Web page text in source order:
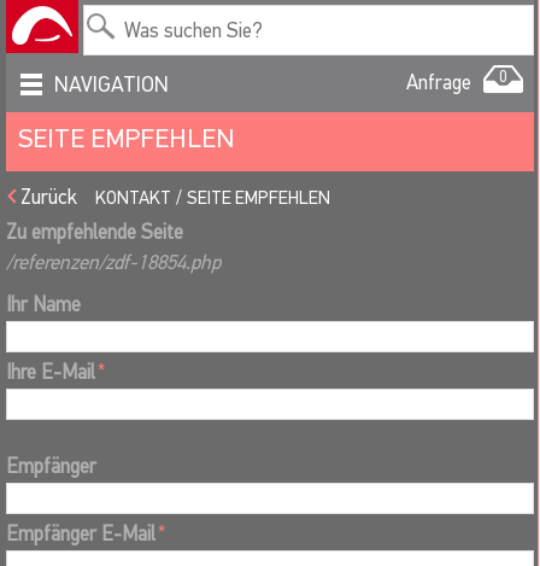
NAVIGATION Anfrage 0
SEITE EMPFEHLEN
Zurück KONTAKT SEITE EMPFEHLEN
Zu empfehlende Seite
/referenzen/zdf-18854.php
Ihr Name
Ihre E-Mail*
Empfänger
Empfänger E-Mail*